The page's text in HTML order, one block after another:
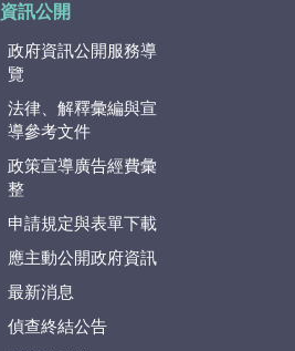
資訊公開
政府資訊公開服務導
覽
法律、解釋彙編與宣
導參考文件
政策宣導廣告經費彙
整
申請規定與表單下載
應主動公開政府資訊
最新消息
偵查終結公告